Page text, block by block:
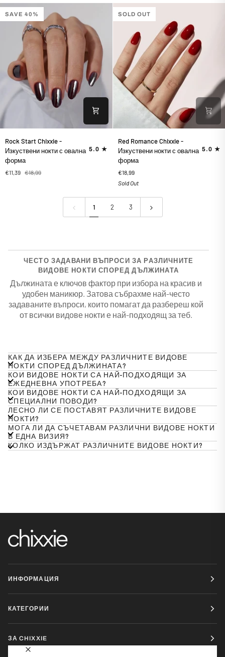
бадемова
форма
с
квадратна
форма
SAVE 40%
Start
Chixxie
-
Изкуствени
Rock Start Chixxie -
Изкуствени нокти с овална
форма
5.0
€11,39 €18,99
SOLD OUT
Romance
Chixxie
-
Изкуствени
нокти
овална
Red Romance Chixxie -
Изкуствени нокти с овална
форма
5.0
€18,99
Sold Out
1 2 3
ЧЕСТО ЗАДАВАНИ ВЪПРОСИ ЗА РАЗЛИЧНИТЕ
ВИДОВЕ НОКТИ СПОРЕД ДЪЛЖИНАТА
Дължината е ключов фактор при избора на красив и
удобен маникюр. Затова събрахме най-често
задаваните въпроси, които помагат да разбереш кой
от всички видове нокти е най-подходящ за теб.
КАК ДА ИЗБЕРА МЕЖДУ РАЗЛИЧНИТЕ ВИДОВЕ
НОКТИ СПОРЕД ДЪЛЖИНАТА?
КОИ ВИДОВЕ НОКТИ СА НАЙ-ПОДХОДЯЩИ ЗА
ЕЖЕДНЕВНА УПОТРЕБА?
КОИ ВИДОВЕ НОКТИ СА НАЙ-ПОДХОДЯЩИ ЗА
СПЕЦИАЛНИ ПОВОДИ?
ЛЕСНО ЛИ СЕ ПОСТАВЯТ РАЗЛИЧНИТЕ ВИДОВЕ
НОКТИ?
МОГА ЛИ ДА СЪЧЕТАВАМ РАЗЛИЧНИ ВИДОВЕ НОКТИ
В ЕДНА ВИЗИЯ?
КОЛКО ИЗДЪРЖАТ РАЗЛИЧНИТЕ ВИДОВЕ НОКТИ?
ИНФОРМАЦИЯ
КАТЕГОРИИ
ЗА CHIXXIE